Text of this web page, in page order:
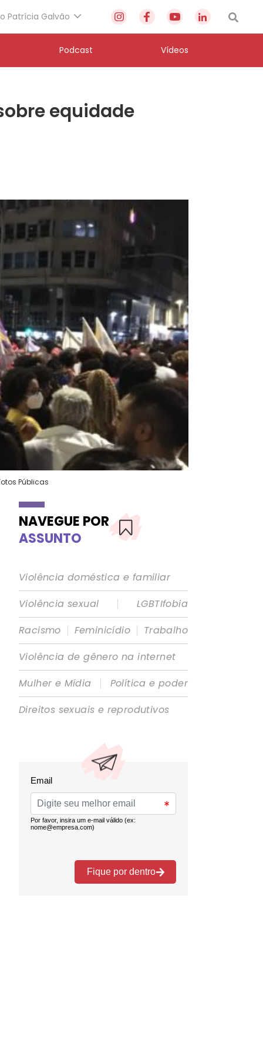
Patrícia Galvão
Podcast Vídeos
equidade
Públicas
NAVEGUE POR
ASSUNTO
Violência doméstica e familiar
Violência sexual
|
LGBTIfobia
Racismo | Feminicídio | Trabalho
Violência de gênero na internet
Mulher e Mídia
|
Política e poder
Direitos sexuais e reprodutivos